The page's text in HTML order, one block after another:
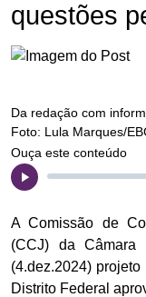
questões
Da redação com
Foto: Lula Marques/
Ouça este conteúdo
A Comissão de
(CCJ) da Câmara
(4.dez.2024)
Distrito Federal